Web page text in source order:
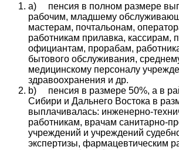
a) пенсия в полном размере
рабочим, младшему
мастерам, почтальонам,
работникам прилавка, кассирам,
официантам, прорабам,
бытового обслуживания,
медицинскому персоналу
здравоохранения и др.
b) пенсия в размере 50%, а в
Сибири и Дальнего Востока в
выплачивалась: инженерно-
работникам, врачам санитарно-
учреждений и учреждений
экспертизы, фармацевтическим